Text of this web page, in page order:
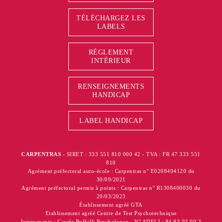
TÉLÉCHARGEZ LES
LABELS
RÉGLEMENT
INTÉRIEUR
RENSEIGNEMENTS
HANDICAP
LABEL HANDICAP
CARPENTRAS - SIRET : 333 551 810 000 42 - TVA : FR 47 333 551
810
Agrément préfectoral auto-école : Carpentras n° E0208404120 du
30/09/2021
Agrément préfectoral permis à points : Carpentras n° R1308400030 du
20/03/2023
Établissement agréé GTA
Etablissement agréé Centre de Test Psychotechnique